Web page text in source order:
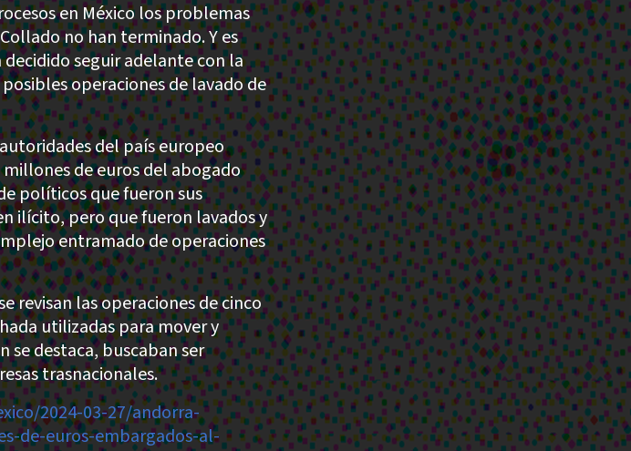
en México los problemas
no han terminado. Y es
seguir adelante con la
operaciones de lavado de
del país europeo
de euros del abogado
políticos que fueron sus
ilícito, pero que fueron lavados y
entramado de operaciones
revisan las operaciones de cinco
utilizadas para mover y
se destaca, buscaban ser
trasnacionales.
2024-03-27/andorra-
de-euros-embargados-al-